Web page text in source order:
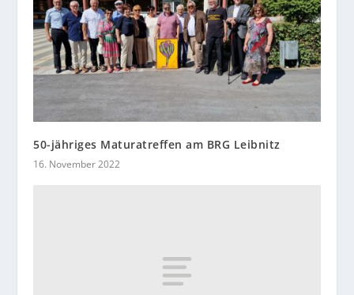
50-jähriges Maturatreffen am BRG Leibnitz
16. November 2022